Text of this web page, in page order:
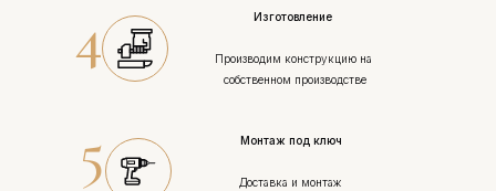
5
4 Изготовление
Производим конструкцию на
собственном производстве
Монтаж под ключ
Доставка и монтаж